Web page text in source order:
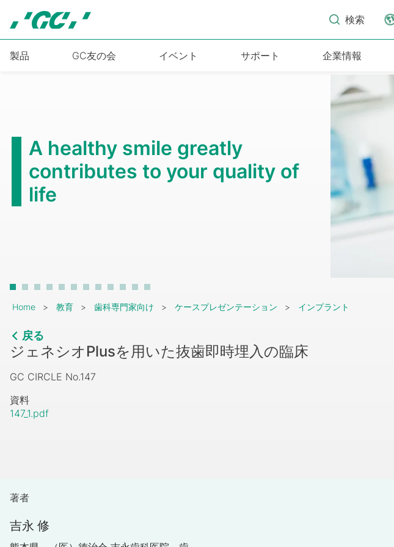
検索
製品 GC友の会 イベント サポート 企業情報
A healthy smile greatly
contributes to your quality of
life
Breadcrumb
Home 教育 歯科専門家向け ケースプレゼンテーション インプラント
戻る
ジェネシオPlusを用いた抜歯即時埋入の臨床
GC CIRCLE No.147
資料
147_1.pdf
著者
吉永 修